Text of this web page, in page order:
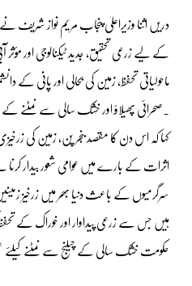
دریں اثنا وزیراعلیٰ پنجاب مریم نواز شریف
کے لیے زرعی تحقیق، جدید ٹیکنالوجی اور
ماحولیاتی تحفظ، زمین کی بحالی اور پانی کے
۔صحرائی پھیلاؤ اور خشک سالی سے نمٹنے
کہا کہ اس دن کا مقصد بنجر پن، زمین کی
اثرات کے بارے میں عوامی شعور بیدار کرنا
سرگرمیوں کے باعث دنیا بھر میں زرخیز
ہیں جس سے زرعی پیداوار اور خوراک کے
حکومت خشک سالی کے چیلنج سے نمٹنے